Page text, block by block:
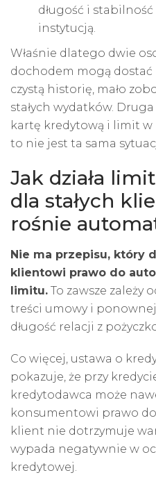
długość i
instytucją.
Właśnie dlatego dwie
dochodem mogą dostać
czystą historię, mało
stałych wydatków.
kartę kredytową i limit
to nie jest ta sama
Jak działa
dla stałych
rośnie
Nie ma przepisu, który
klientowi prawo do
limitu. To zawsze zależy
treści umowy i
długość relacji z
Co więcej, ustawa o
pokazuje, że przy
kredytodawca może
konsumentowi prawo do
klient nie dotrzymuje
wypada negatywnie w
kredytowej.